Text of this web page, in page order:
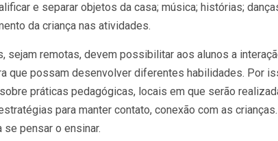
e separar objetos da casa; música; histórias;
da criança nas atividades.
sejam remotas, devem possibilitar aos alunos a
que possam desenvolver diferentes habilidades. Por
práticas pedagógicas, locais em que serão
para manter contato, conexão com as crianças.
se pensar o ensinar.